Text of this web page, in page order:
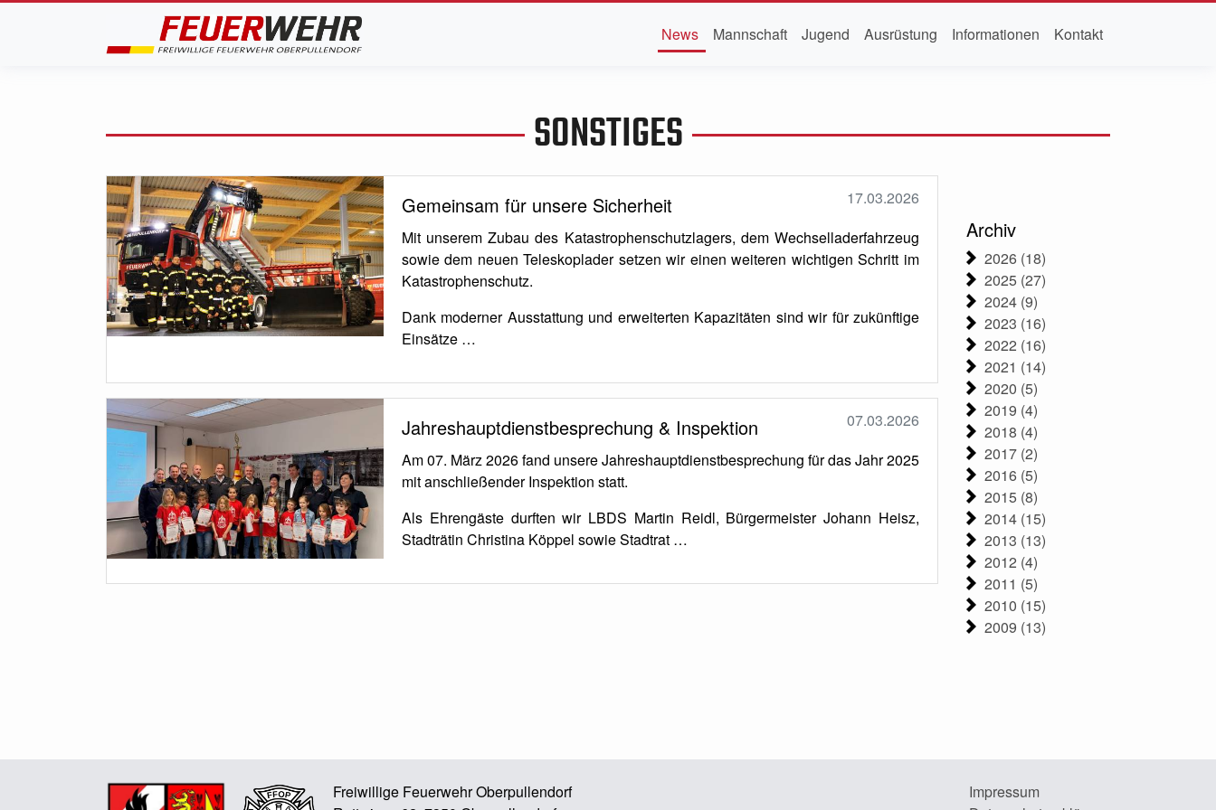
News Mannschaft Jugend Ausrüstung Informationen Kontakt
SONSTIGES
Gemeinsam für unsere Sicherheit
17.03.2026
Mit unserem Zubau des Katastrophenschutzlagers, dem Wechselladerfahrzeug
sowie dem neuen Teleskoplader setzen wir einen weiteren wichtigen Schritt im
Katastrophenschutz.
Dank moderner Ausstattung und erweiterten Kapazitäten sind wir für zukünftige
Einsätze …
Jahreshauptdienstbesprechung & Inspektion
07.03.2026
Am 07. März 2026 fand unsere Jahreshauptdienstbesprechung für das Jahr 2025
mit anschließender Inspektion statt.
Als Ehrengäste durften wir LBDS Martin Reidl, Bürgermeister Johann Heisz,
Stadträtin Christina Köppel sowie Stadtrat …
Archiv
2026 (18)
2025 (27)
2024 (9)
2023 (16)
2022 (16)
2021 (14)
2020 (5)
2019 (4)
2018 (4)
2017 (2)
2016 (5)
2015 (8)
2014 (15)
2013 (13)
2012 (4)
2011 (5)
2010 (15)
2009 (13)
Freiwillige Feuerwehr Oberpullendorf
Impressum